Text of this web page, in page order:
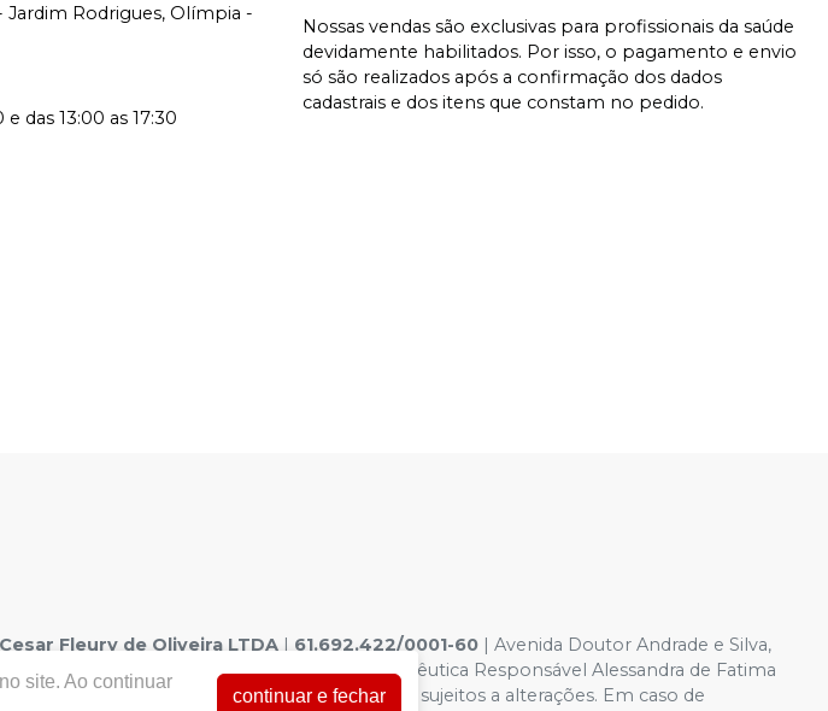
Jardim Rodrigues, Olímpia -
das 13:00 as 17:30
Nossas vendas são exclusivas para profissionais da saúde
devidamente habilitados. Por isso, o pagamento e envio
só são realizados após a confirmação dos dados
cadastrais e dos itens que constam no pedido.
Fleury de Oliveira LTDA 61.692.422/0001-60
Avenida Doutor Andrade e Silva,
ANVISA - Medicamentos: 1.06.958-8 Farmacêutica Responsável Alessandra de Fatima
- Os preços e condições da loja virtual estão sujeitos a alterações. Em caso de
site. Ao continuar
continuar e fechar